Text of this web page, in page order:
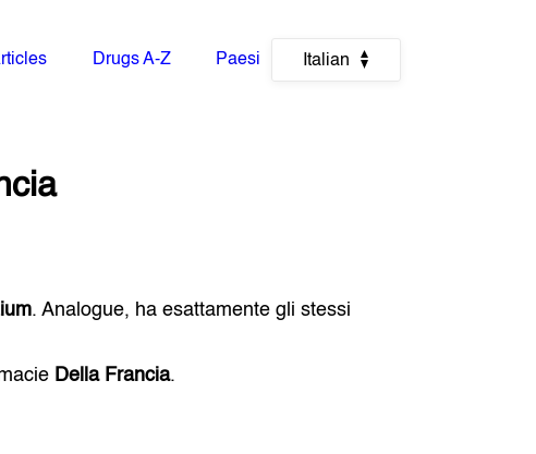
Drugs A-Z Paesi Italian
. Analogue, ha esattamente gli stessi
Della Francia.